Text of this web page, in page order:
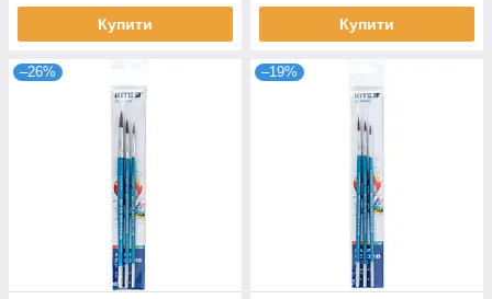
Купити Купити
–26% –19%